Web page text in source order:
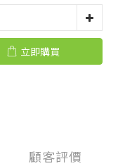
立即購買
顧客評價